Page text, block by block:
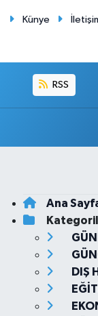
Künye
RSS
Ana
DIŞ